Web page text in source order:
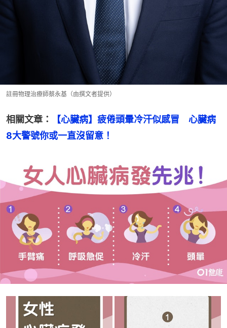
註冊物理治療師蔡永基（由撰文者提供）
相關文章：
【心臟病】疲倦頭暈冷汗似感冒　心臟病
8大警號你或一直沒留意！